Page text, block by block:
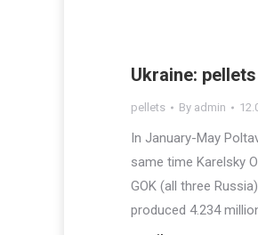
Ukraine:
pellets By admin
In January-May
same time Karelsky
GOK (all three
produced 4.234